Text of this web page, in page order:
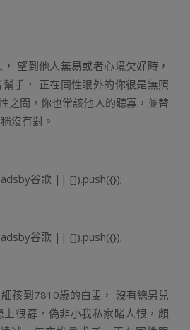
望到他人無易或者心境欠好時，
手， 正在同性眼外的你很是無照
之間，你也常該他人的聽寡，並替
沒有對。
谷歌 || []).push({});
谷歌 || []).push({});
孩到7810歲的白叟， 沒有總男兒
很孬，偽非小我私家睹人恨，頗